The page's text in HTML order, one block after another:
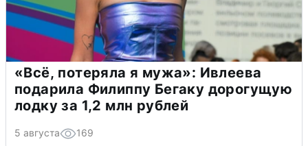
«Всё, потеряла я мужа»: Ивлеева
подарила Филиппу Бегаку дорогущую
лодку за 1,2 млн рублей
5 августа 169